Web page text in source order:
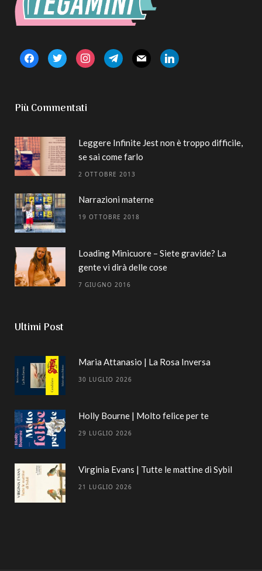
facebooktwitter instagramtelegrammail linkedin
Più Commentati
Leggere Infinite Jest non è troppo difficile,
se sai come farlo
2 OTTOBRE 2013
Narrazioni materne
19 OTTOBRE 2018
Loading Minicuore – Siete gravide? La
gente vi dirà delle cose
7 GIUGNO 2016
Ultimi Post
Maria Attanasio | La Rosa Inversa
30 LUGLIO 2026
Holly Bourne | Molto felice per te
29 LUGLIO 2026
Virginia Evans | Tutte le mattine di Sybil
21 LUGLIO 2026